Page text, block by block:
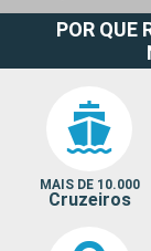
POR QUE
MAIS DE 10.000
Cruzeiros